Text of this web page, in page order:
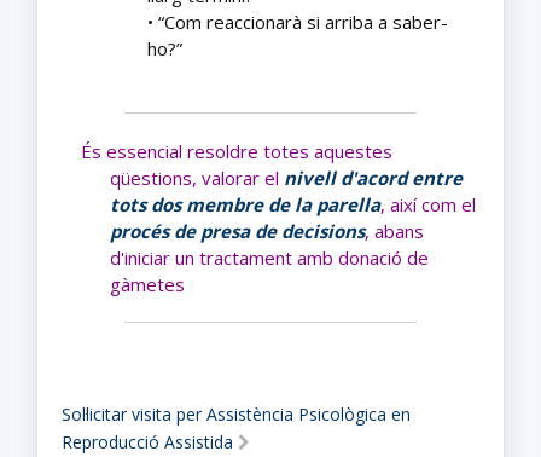
• “Com reaccionarà si arriba a saber-
ho?”
És essencial resoldre totes aquestes
qüestions, valorar el nivell d'acord entre
tots dos membre de la parella, així com el
procés de presa de decisions, abans
d'iniciar un tractament amb donació de
gàmetes
Sol·licitar visita per Assistència Psicològica en
Reproducció Assistida